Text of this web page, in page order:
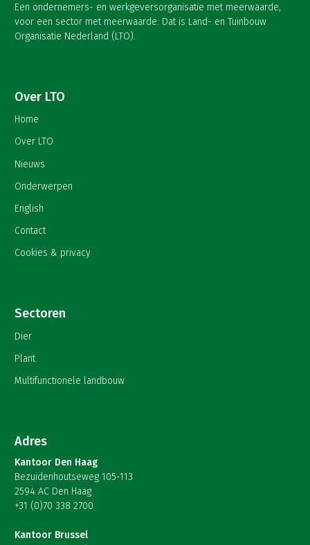
Een ondernemers- en werkgeversorganisatie met meerwaarde,
voor een sector met meerwaarde. Dat is Land- en Tuinbouw
Organisatie Nederland (LTO).
Over LTO
Home
Over LTO
Nieuws
Onderwerpen
English
Contact
Cookies & privacy
Sectoren
Dier
Plant
Multifunctionele landbouw
Adres
Kantoor Den Haag
Bezuidenhoutseweg 105-113
2594 AC Den Haag
+31 (0)70 338 2700
Kantoor Brussel